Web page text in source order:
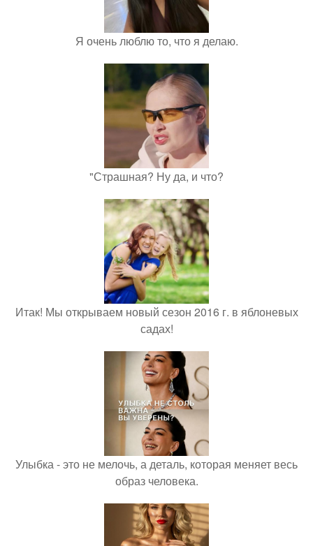
Я очень люблю то, что я делаю.
"Страшная? Ну да, и что?
Итак! Мы открываем новый сезон 2016 г. в яблоневых
садах!
Улыбка - это не мелочь, а деталь, которая меняет весь
образ человека.